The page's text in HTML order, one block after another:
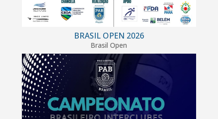
BRASIL OPEN 2026
Brasil Open